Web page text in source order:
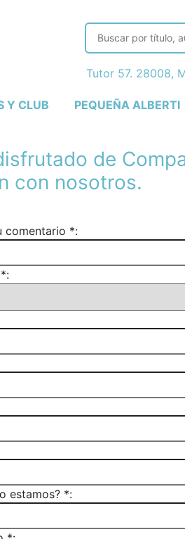
Y CLUB PEQUEÑA ALBERTI
Tutor 57. 28008,
de
con nosotros.
comentario *:
estamos? *: